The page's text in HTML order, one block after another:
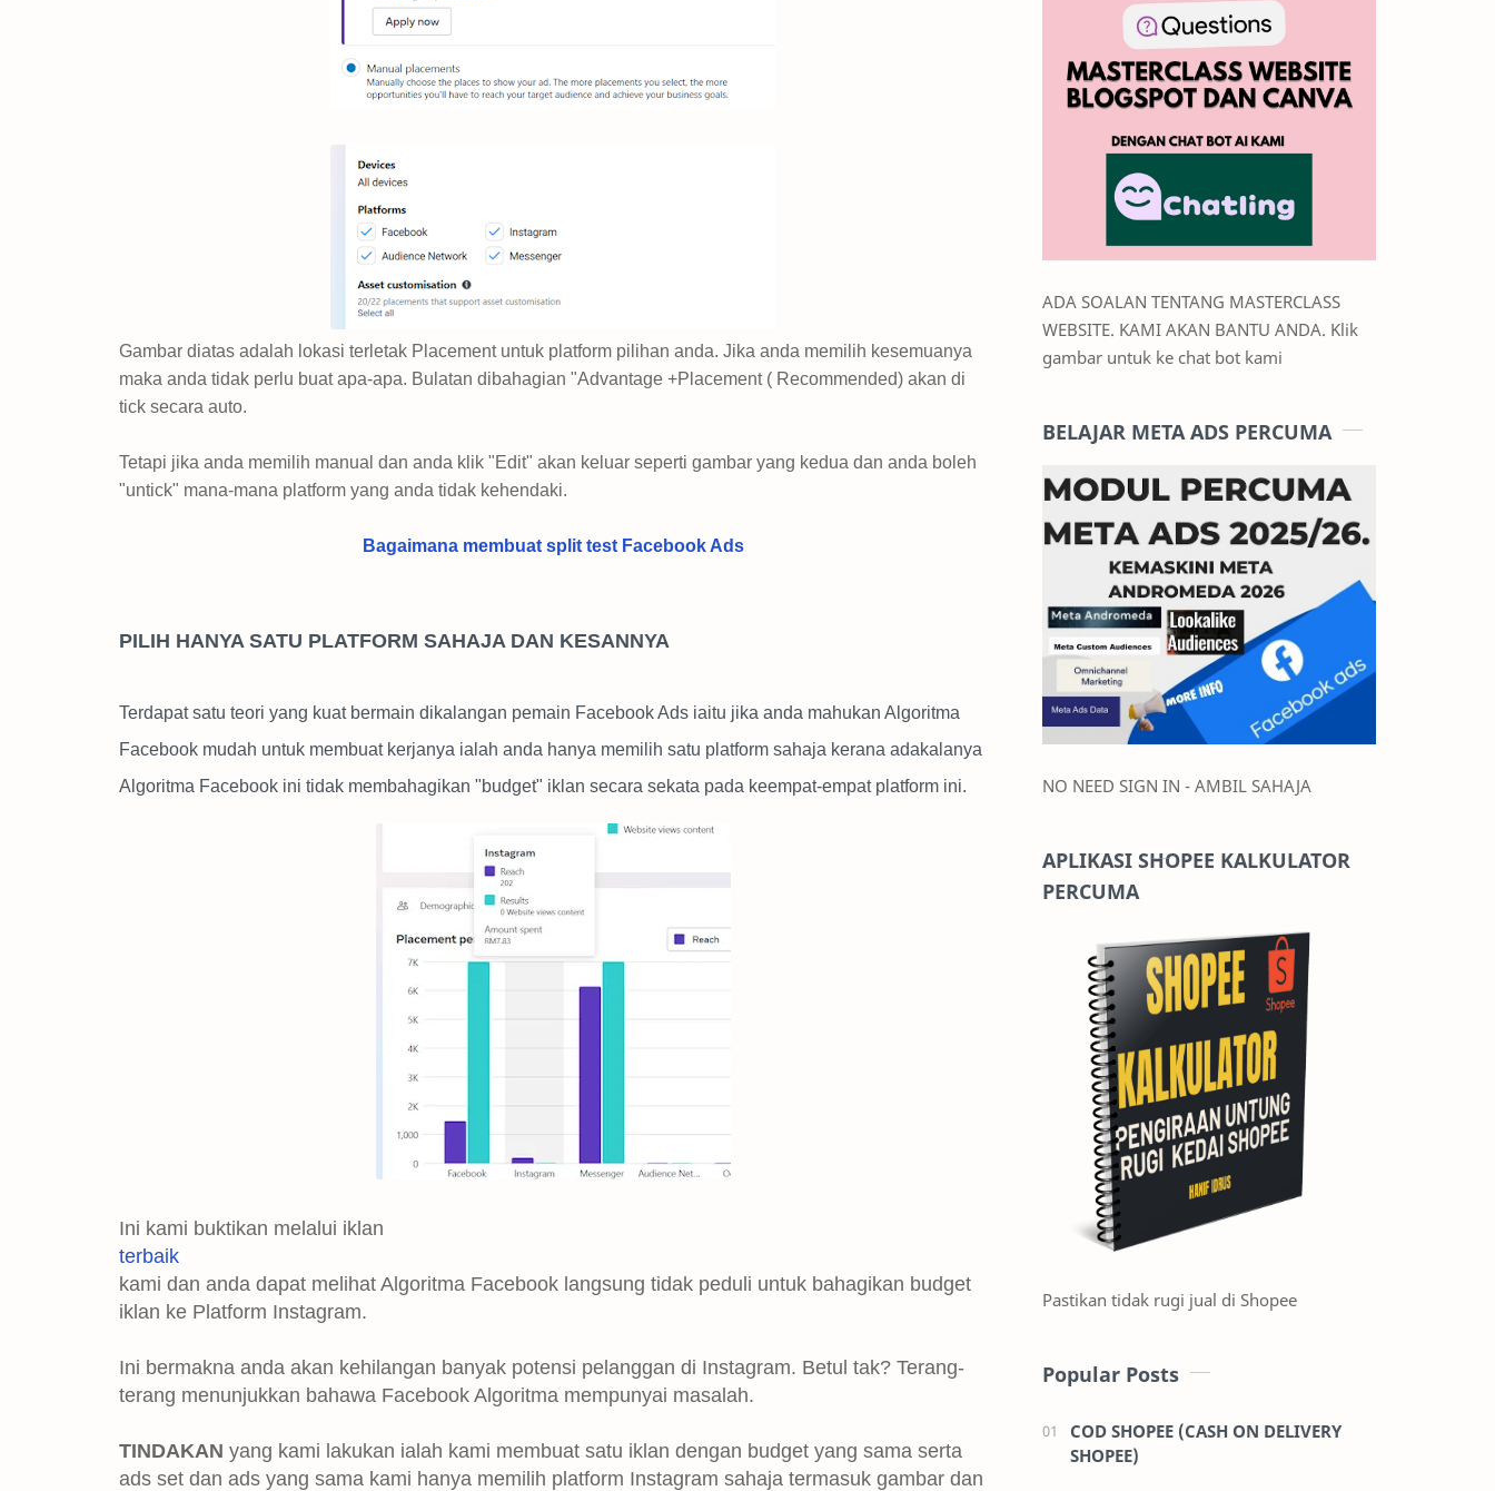
Gambar diatas adalah lokasi terletak Placement untuk platform pilihan anda. Jika anda memilih kesemuanya
maka anda tidak perlu buat apa-apa. Bulatan dibahagian "Advantage +Placement ( Recommended) akan di
tick secara auto.
Tetapi jika anda memilih manual dan anda klik "Edit" akan keluar seperti gambar yang kedua dan anda boleh
"untick" mana-mana platform yang anda tidak kehendaki.
Bagaimana membuat split test Facebook Ads
PILIH HANYA SATU PLATFORM SAHAJA DAN KESANNYA
Terdapat satu teori yang kuat bermain dikalangan pemain Facebook Ads iaitu jika anda mahukan Algoritma
Facebook mudah untuk membuat kerjanya ialah anda hanya memilih satu platform sahaja kerana adakalanya
Algoritma Facebook ini tidak membahagikan "budget" iklan secara sekata pada keempat-empat platform ini.
Ini kami buktikan melalui iklan
terbaik
kami dan anda dapat melihat Algoritma Facebook langsung tidak peduli untuk bahagikan budget
iklan ke Platform Instagram.
Ini bermakna anda akan kehilangan banyak potensi pelanggan di Instagram. Betul tak? Terang-
terang menunjukkan bahawa Facebook Algoritma mempunyai masalah.
TINDAKAN yang kami lakukan ialah kami membuat satu iklan dengan budget yang sama serta
ads set dan ads yang sama kami hanya memilih platform Instagram sahaja termasuk gambar dan
ADA SOALAN TENTANG MASTERCLASS
WEBSITE. KAMI AKAN BANTU ANDA. Klik
gambar untuk ke chat bot kami
BELAJAR META ADS PERCUMA
NO NEED SIGN IN - AMBIL SAHAJA
APLIKASI SHOPEE KALKULATOR
PERCUMA
Pastikan tidak rugi jual di Shopee
Popular Posts
COD SHOPEE (CASH ON DELIVERY
SHOPEE)